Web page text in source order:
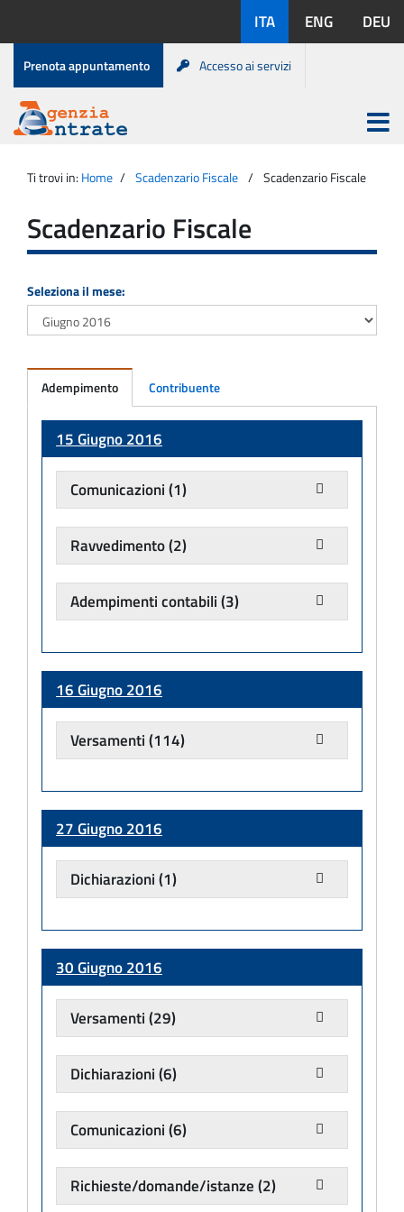
contenuto
disponibili:
ITA ENG DEU
Menu
di
servizio
Prenota appuntamento Accesso ai servizi
Agenzia
Apri
menu
principale
Ti trovi in: Home Scadenzario Fiscale Scadenzario Fiscale
Scadenzario Fiscale
Seleziona il mese:
Adempimento Contribuente
15 Giugno 2016
Comunicazioni(1)
Ravvedimento(2)
Adempimenti contabili(3)
16 Giugno 2016
Versamenti(114)
27 Giugno 2016
Dichiarazioni(1)
30 Giugno 2016
Versamenti(29)
Dichiarazioni(6)
Comunicazioni(6)
Richieste/domande/istanze(2)